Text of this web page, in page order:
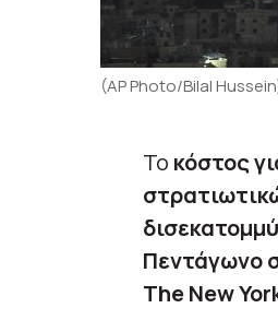
(AP Photo/Bilal
Το κόστος
Πεντάγωνο
The New